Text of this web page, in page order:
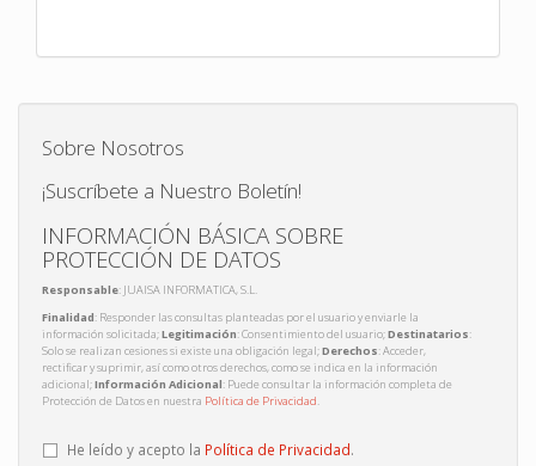
Sobre Nosotros
¡Suscríbete a Nuestro Boletín!
INFORMACIÓN BÁSICA SOBRE
PROTECCIÓN DE DATOS
Responsable: JUAISA INFORMATICA, S.L.
Finalidad: Responder las consultas planteadas por el usuario y enviarle la
información solicitada;Legitimación: Consentimiento del usuario;Destinatarios:
Solo se realizan cesiones si existe una obligación legal;Derechos: Acceder,
rectificar y suprimir, así como otros derechos, como se indica en la información
adicional;Información Adicional: Puede consultar la información completa de
Protección de Datos en nuestra Política de Privacidad.
He leído y acepto la Política de Privacidad.